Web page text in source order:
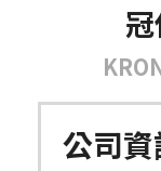
公司資